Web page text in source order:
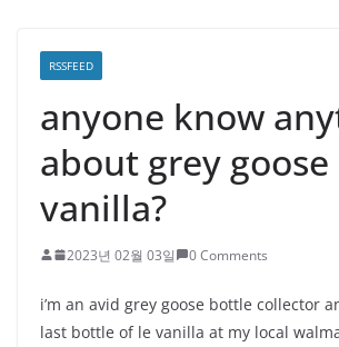
RSSFEED
anyone know
about grey goose
vanilla?
2023년 02월 03일 0 Comments
i’m an avid grey goose bottle collector
last bottle of le vanilla at my local